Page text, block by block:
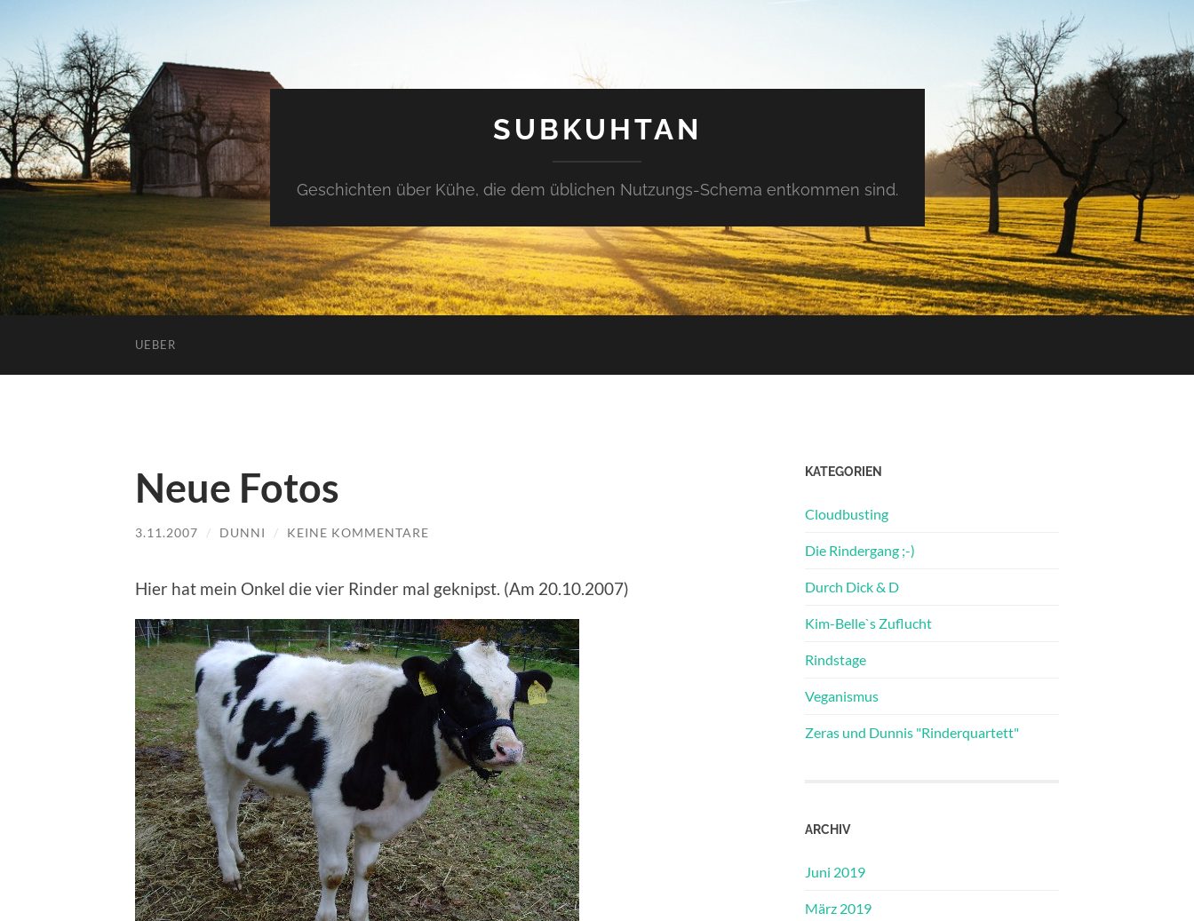
SUBKUHTAN
Geschichten über Kühe, die dem üblichen Nutzungs-Schema entkommen sind.
UEBER
Neue Fotos
3.11.2007 / DUNNI / KEINE KOMMENTARE
Hier hat mein Onkel die vier Rinder mal geknipst. (Am 20.10.2007)
KATEGORIEN
Cloudbusting
Die Rindergang ;-)
Durch Dick & D
Kim-Belle`s Zuflucht
Rindstage
Veganismus
Zeras und Dunnis "Rinderquartett"
ARCHIV
Juni 2019
März 2019